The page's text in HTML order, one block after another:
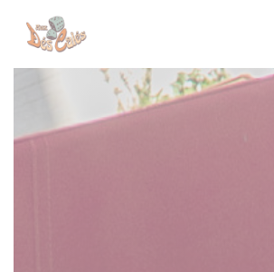
Panel for informasjonskapsler